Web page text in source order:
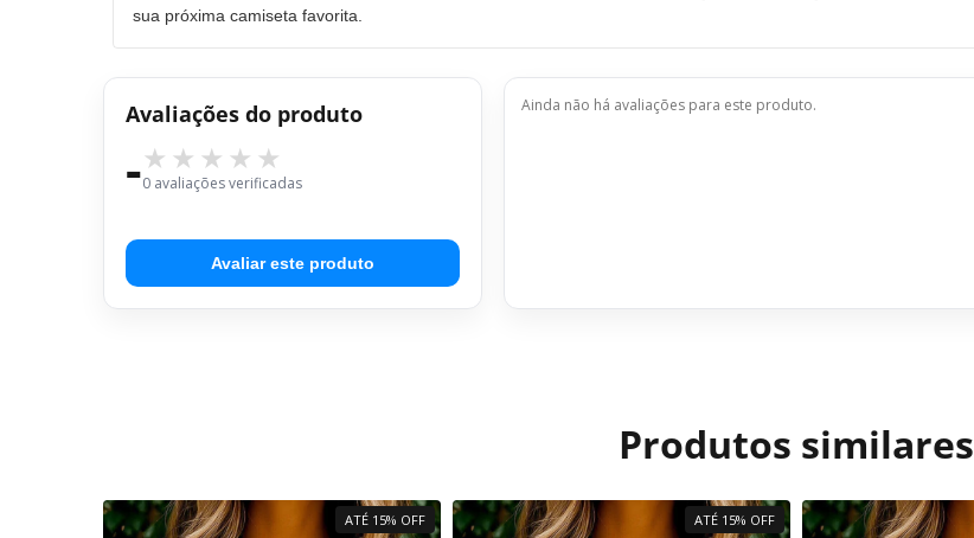
sua próxima camiseta favorita.
Avaliações do produto
-0 avaliações verificadas
Avaliar este produto
Ainda não há avaliações para este produto.
Produtos similares
ATÉ 15% OFF ATÉ 15% OFF